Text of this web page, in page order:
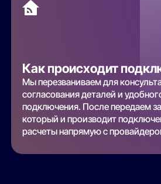
Как происходит
Мы перезваниваем для
согласования деталей и
подключения. После передаем
который и производит
расчеты напрямую с